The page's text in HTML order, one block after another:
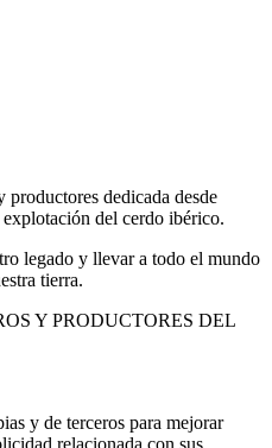
productores dedicada desde
del cerdo ibérico.
legado y llevar a todo el mundo
tierra.
Y PRODUCTORES DEL
y de terceros para mejorar
relacionada con sus